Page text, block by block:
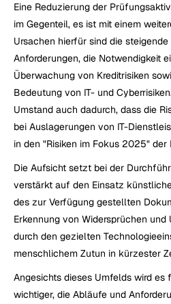
Eine Reduzierung der
im Gegenteil, es ist mit einem
Ursachen hierfür sind die
Anforderungen, die Notwendigkeit
Überwachung von Kreditrisiken
Bedeutung von IT- und
Umstand auch dadurch, dass die
bei Auslagerungen von IT-
in den "Risiken im Fokus 2025"
Die Aufsicht setzt bei der
verstärkt auf den Einsatz
des zur Verfügung gestellten
Erkennung von Widersprüchen
durch den gezielten
menschlichem Zutun in kürzester
Angesichts dieses Umfelds wird es
wichtiger, die Abläufe und